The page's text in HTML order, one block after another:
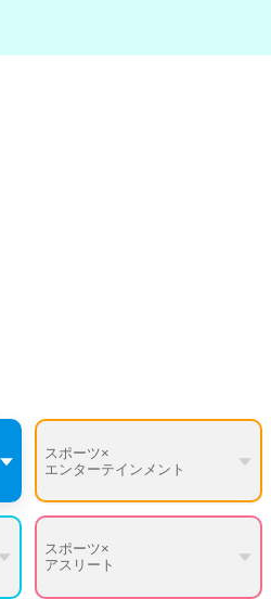
スポーツ×
エンターテインメント
スポーツ×
アスリート